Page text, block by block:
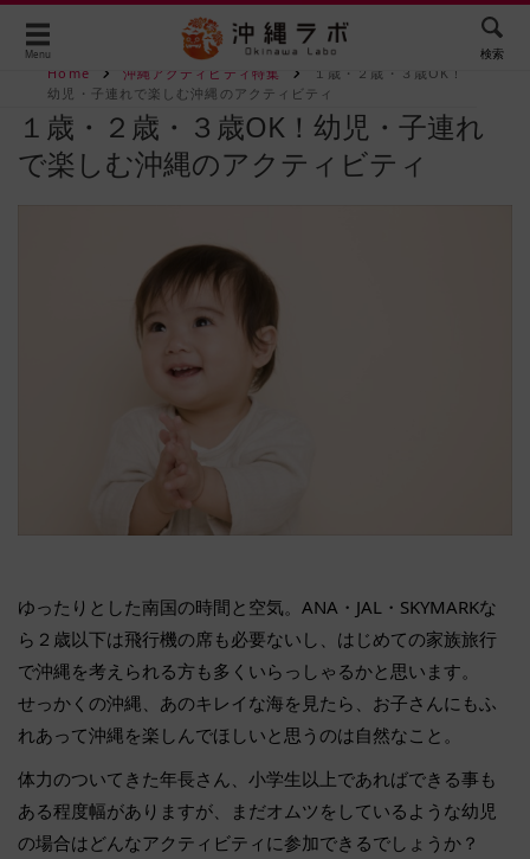
Menu 検索
Home 沖縄アクティビティ特集
１歳・２歳・３歳OK！
幼児・子連れで楽しむ沖縄のアクティビティ
１歳・２歳・３歳OK！幼児・子連れ
で楽しむ沖縄のアクティビティ
ゆったりとした南国の時間と空気。ANA・JAL・SKYMARKな
ら２歳以下は飛行機の席も必要ないし、はじめての家族旅行
で沖縄を考えられる方も多くいらっしゃるかと思います。
せっかくの沖縄、あのキレイな海を見たら、お子さんにもふ
れあって沖縄を楽しんでほしいと思うのは自然なこと。
体力のついてきた年長さん、小学生以上であればできる事も
ある程度幅がありますが、まだオムツをしているような幼児
の場合はどんなアクティビティに参加できるでしょうか？